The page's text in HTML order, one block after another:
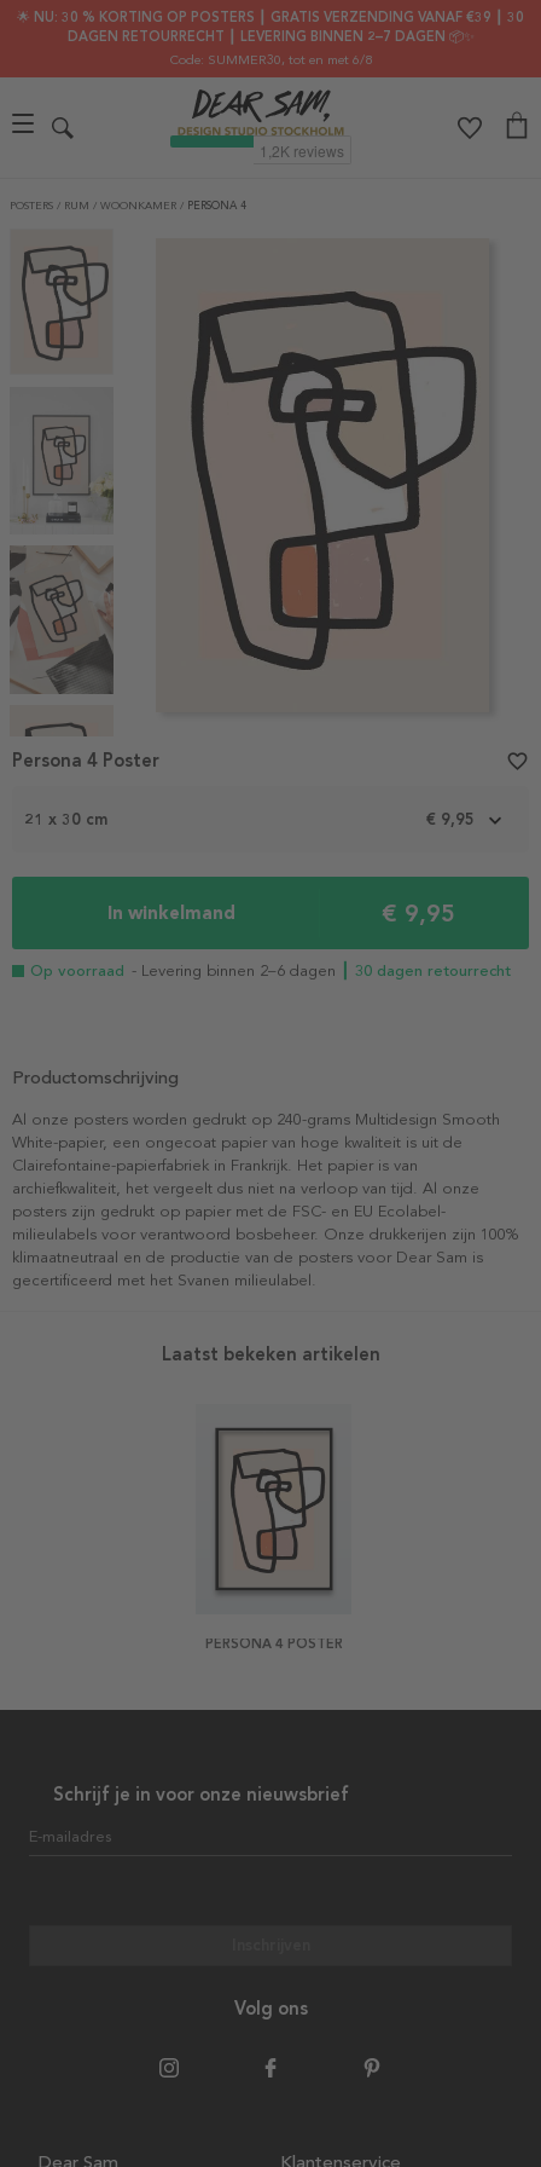
🌟 NU: 30 % KORTING OP POSTERS ┃ GRATIS VERZENDING VANAF €39 ┃ 30
DAGEN RETOURRECHT ┃ LEVERING BINNEN 2–7 DAGEN 📦✨
Code: SUMMER30, tot en met 6/8
POSTERS / RUM / WOONKAMER / PERSONA 4
1
21 x 30 cm € 9,95
In winkelmand € 9,95
Op voorraad - Levering binnen 2–6 dagen ┃ 30 dagen retourrecht
Persona 4 Poster favorite_border
Productomschrijving
Al onze posters worden gedrukt op 240-grams Multidesign Smooth
White-papier, een ongecoat papier van hoge kwaliteit is uit de
Clairefontaine-papierfabriek in Frankrijk. Het papier is van
archiefkwaliteit, het vergeelt dus niet na verloop van tijd. Al onze
posters zijn gedrukt op papier met de FSC- en EU Ecolabel-
milieulabels voor verantwoord bosbeheer. Onze drukkerijen zijn 100%
klimaatneutraal en de productie van de posters voor Dear Sam is
gecertificeerd met het Svanen milieulabel.
Laatst bekeken artikelen
PERSONA 4 POSTER
Schrijf je in voor onze nieuwsbrief
E-mailadres
Volg ons
Dear Sam Klantenservice